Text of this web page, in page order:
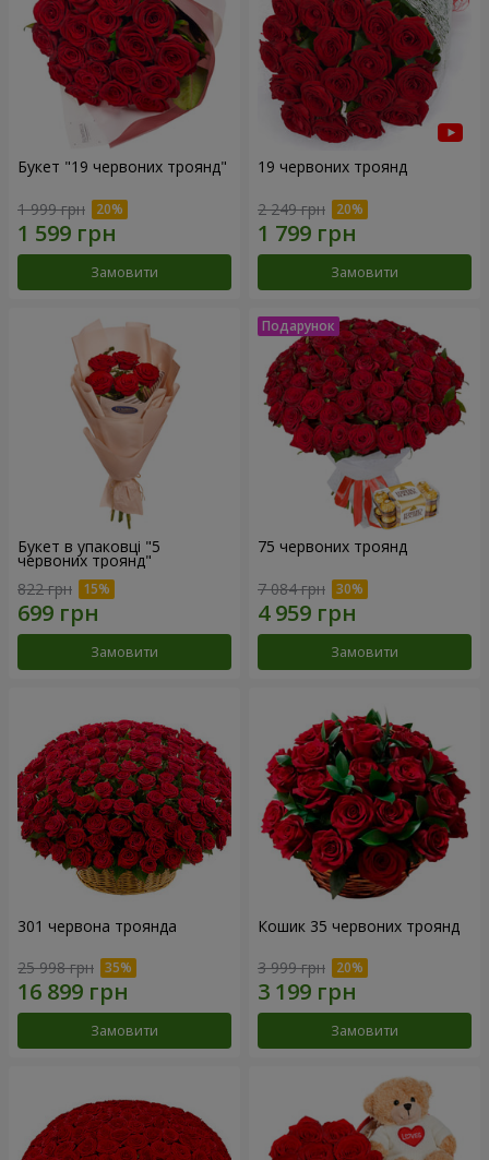
Букет "19 червоних троянд"
1 999 грн
Замовити
19 червоних троянд
2 249 грн
Замовити
Букет в упаковці "5
червоних троянд"
822 грн
Замовити
75 червоних троянд
7 084 грн
Замовити
301 червона троянда
25 998 грн
Замовити
Кошик 35 червоних троянд
3 999 грн
Замовити